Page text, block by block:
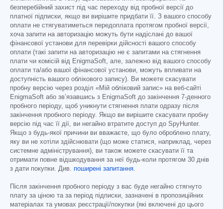
безперебійний захист під час переходу від пробної версії до
платної підписки, якщо ви вирішите придбати її. З вашого способу
оплати не стягуватиметься передоплата протягом пробної версії,
хоча запити на авторизацію можуть бути надіслані до вашої
фінансової установи для перевірки дійсності вашого способу
оплати (такі запити на авторизацію не є запитами на стягнення
плати чи комісій від EnigmaSoft, але, залежно від вашого способу
оплати та/або вашої фінансової установи, можуть впливати на
доступність вашого облікового запису). Ви можете скасувати
пробну версію через розділ «Мій обліковий запис» на веб-сайті
EnigmaSoft або зв’язавшись з EnigmaSoft до закінчення 7-денного
пробного періоду, щоб уникнути стягнення плати одразу після
закінчення пробного періоду. Якщо ви вирішите скасувати пробну
версію під час її дії, ви негайно втратите доступ до SpyHunter.
Якщо з будь-якої причини ви вважаєте, що було оброблено плату,
яку ви не хотіли здійснювати (що може статися, наприклад, через
системне адміністрування), ви також можете скасувати її та
отримати повне відшкодування за неї будь-коли протягом 30 днів
з дати покупки. Див. поширені запитання.
Після закінчення пробного періоду з вас буде негайно стягнуто
плату за ціною та за період підписки, зазначені в пропозиційних
матеріалах та умовах реєстрації/покупки (які включені до цього